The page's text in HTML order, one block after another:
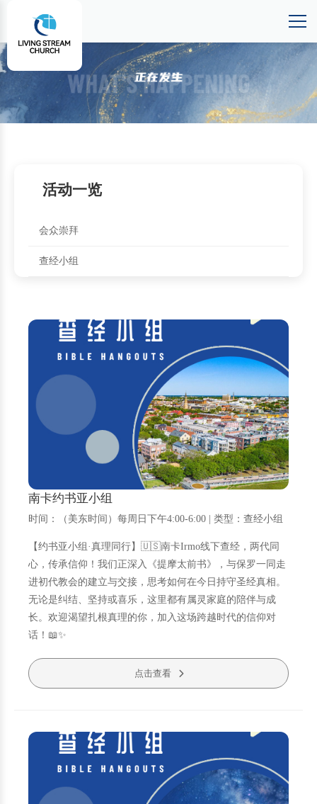
活动一览
会众崇拜
查经小组
南卡约书亚小组
时间：（美东时间）每周日下午4:00-6:00 | 类型：查经小组
【约书亚小组·真理同行】🇺🇸南卡Irmo线下查经，两代同
心，传承信仰！我们正深入《提摩太前书》，与保罗一同走
进初代教会的建立与交接，思考如何在今日持守圣经真相。
无论是纠结、坚持或喜乐，这里都有属灵家庭的陪伴与成
长。欢迎渴望扎根真理的你，加入这场跨越时代的信仰对
话！📖✨
点击查看